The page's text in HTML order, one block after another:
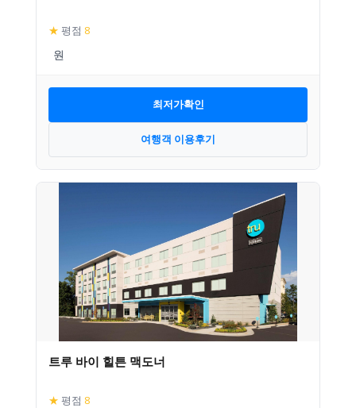
★ 평점 8
최저가확인
여행객 이용후기
트루 바이 힐튼 맥도너
★ 평점 8